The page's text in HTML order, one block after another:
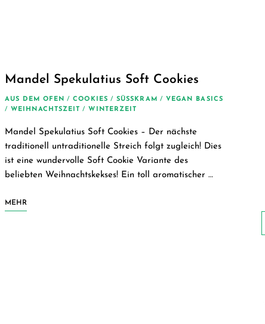
Mandel Spekulatius Soft Cookies
AUS DEM OFEN / COOKIES / SÜSSKRAM /
VEGAN BASICS
/
WEIHNACHTSZEIT / WINTERZEIT
Mandel Spekulatius Soft Cookies – Der nächste
traditionell untraditionelle Streich folgt zugleich! Dies
ist eine wundervolle Soft Cookie Variante des
beliebten Weihnachtskekses! Ein toll aromatischer …
MEHR